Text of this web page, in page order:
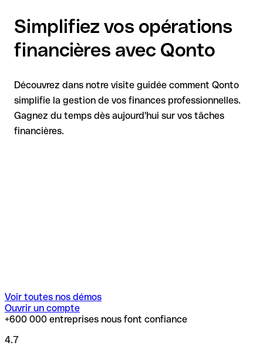
Simplifiez vos opérations
financières avec Qonto
Découvrez dans notre visite guidée comment Qonto
simplifie la gestion de vos finances professionnelles.
Gagnez du temps dès aujourd'hui sur vos tâches
financières.
Voir toutes nos démos
Ouvrir un compte
+600 000 entreprises nous font confiance
4.7